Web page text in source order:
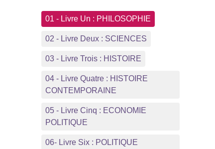
01 - Livre Un : PHILOSOPHIE
02 - Livre Deux : SCIENCES
03 - Livre Trois : HISTOIRE
04 - Livre Quatre : HISTOIRE
CONTEMPORAINE
05 - Livre Cinq : ECONOMIE
POLITIQUE
06- Livre Six : POLITIQUE